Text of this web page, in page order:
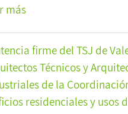
más
firme del TSJ de
Técnicos y
de la
residenciales y usos